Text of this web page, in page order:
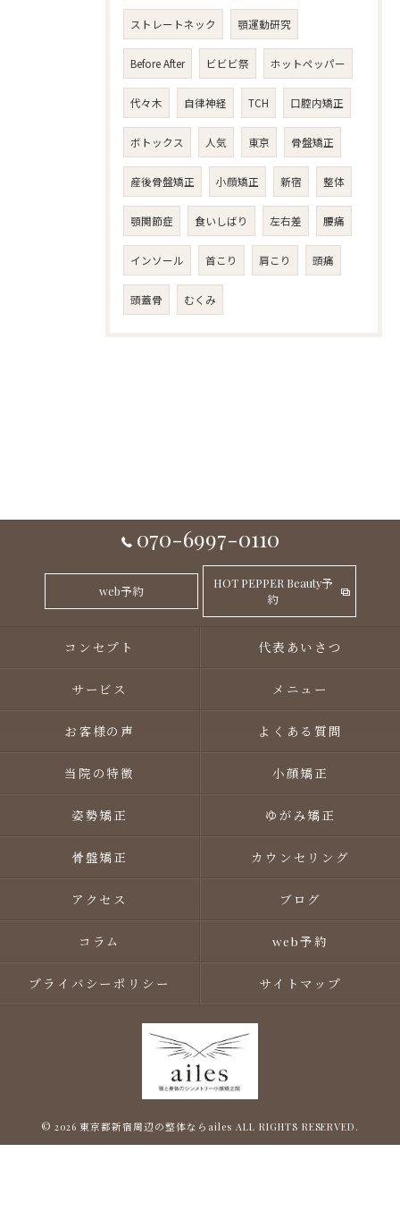
ストレートネック 顎運動研究
Before After ビビビ祭 ホットペッパー
代々木 自律神経 TCH 口腔内矯正
ボトックス 人気 東京 骨盤矯正
産後骨盤矯正 小顔矯正 新宿 整体
顎関節症 食いしばり 左右差 腰痛
インソール 首こり 肩こり 頭痛
頭蓋骨 むくみ
070-6997-0110
web予約
HOT PEPPER Beauty予
約
コンセプト 代表あいさつ
サービス メニュー
お客様の声 よくある質問
当院の特徴 小顔矯正
姿勢矯正 ゆがみ矯正
骨盤矯正 カウンセリング
アクセス ブログ
コラム web予約
プライバシーポリシー サイトマップ
© 2026 東京都新宿周辺の整体ならailes ALL RIGHTS RESERVED.